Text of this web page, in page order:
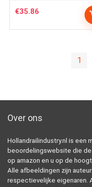
€35.86
1
Over ons
Hollandrailindustry.nl is een
beoordelingswebsite die
op amazon en u op de
Alle afbeeldingen zijn
respectievelijke eigenaren.